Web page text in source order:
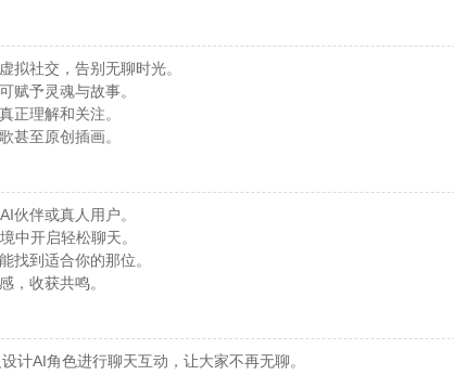
拟社交，告别无聊时光。
赋予灵魂与故事。
正理解和关注。
甚至原创插画。
伙伴或真人用户。
中开启轻松聊天。
找到适合你的那位。
，收获共鸣。
计AI角色进行聊天互动，让大家不再无聊。